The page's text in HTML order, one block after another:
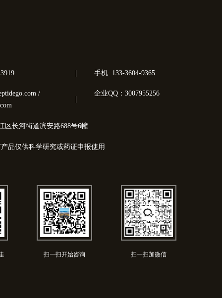
手机: 133-3604-9365
/
企业QQ：3007955256
区长河街道滨安路688号6幢
品仅供科学研究或药证申报使用
扫一扫开始咨询 扫一扫加微信